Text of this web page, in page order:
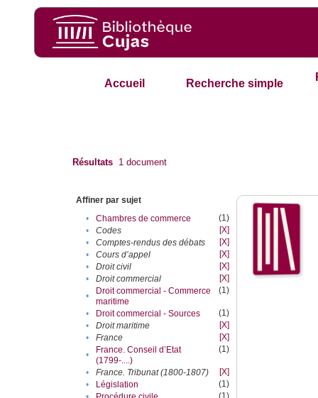
Accueil Recherche simple
Résultats 1 document
Affiner par sujet
•
Chambres de commerce
(1)
•
Codes
[X]
•
Comptes-rendus des débats
[X]
•
Cours d’appel
[X]
•
Droit civil
[X]
•
Droit commercial
[X]
•
Droit commercial - Commerce
maritime
(1)
• Droit commercial - Sources
(1)
•
Droit maritime
[X]
•
France
[X]
•
France. Conseil d’Etat
(1799-....)
(1)
• France. Tribunat (1800-1807)
[X]
•
Législation
(1)